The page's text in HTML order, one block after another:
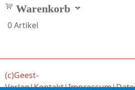
Warenkorb
0Artikel
(c)Geest-
Verlag|Kontakt|Impressum|